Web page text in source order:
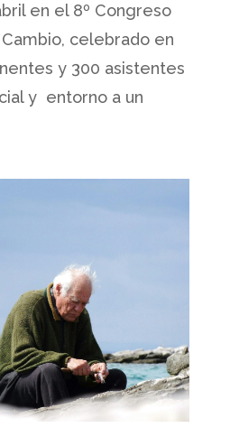
en el 8º Congreso
celebrado en
y 300 asistentes
y entorno a un